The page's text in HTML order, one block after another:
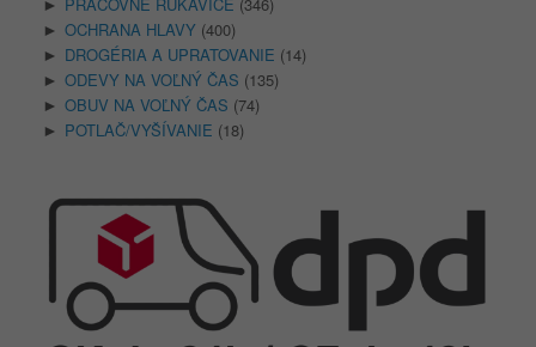
►
► OCHRANA HLAVY (400)
► DROGÉRIA A UPRATOVANIE (14)
► ODEVY NA VOĽNÝ ČAS (135)
► OBUV NA VOĽNÝ ČAS (74)
► POTLAČ/VYŠÍVANIE (18)